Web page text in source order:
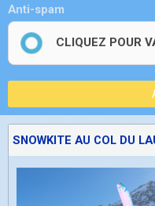
Anti-spam
CLIQUEZ POUR
SNOWKITE AU COL DU